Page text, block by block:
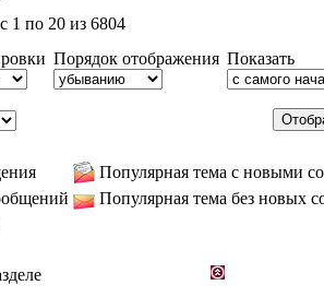
1 по 20 из 6804
Порядок отображения Показать
Популярная тема с новыми
Популярная тема без новых